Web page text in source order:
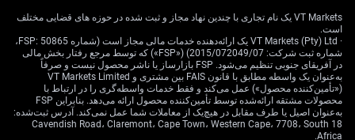
بیشتر NZD/USD از طریق ابزارهای مشتقه است. ما معتقدیم
خرید اختیار خرید (Call) روی جفت‌ارز NZD/USD راهبردی
محتاطانه برای بهره‌گیری از شتاب صعودی مورد انتظار، در
کنار مدیریت ریسک است. افزایش نوسان بازار پس از گزارش
اشتغال باعث می‌شود این اختیارها نسبت به حرکت قیمت
حساس‌تر شوند و دقیقاً همین ویژگی هدف این معامله است.
سیگنال‌های مثبت اقتصادی چین، بزرگ‌ترین شریک تجاری
VT Markets یک نام تجاری با چندین نهاد مجاز و ثبت شده در حوزه های قضایی مختلف
است.
· VT Markets (Pty) Ltd یک ارائه‌دهنده خدمات مالی مجاز است (شماره FSP: 50865،
شماره ثبت شرکت: 2015/072049/07) («FSP») که توسط مرجع رفتار بخش مالی
در آفریقای جنوبی تنظیم می‌شود. FSP بازارساز یا ناشر محصول نیست و صرفاً
به‌عنوان یک واسطه مطابق با قانون FAIS بین مشتری و VT Markets Limited
(«تأمین‌کننده محصول») عمل می‌کند و فقط خدمات واسطه‌گری را در ارتباط با
محصولات مشتقه ارائه‌شده توسط تأمین‌کننده محصول ارائه می‌دهد. بنابراین FSP
به‌عنوان اصیل یا طرف مقابل در هیچ‌یک از معاملات شما عمل نمی‌کند. آدرس ثبت‌شده:
18 Cavendish Road، Claremont، Cape Town، Western Cape، 7708، South
Africa.